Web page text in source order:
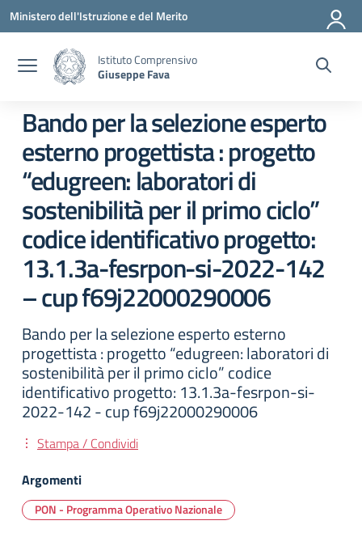
Vai ai contenuti
Vai al menu di navigazione
Vai al footer
Ministero dell'Istruzione e del Merito
Istituto Comprensivo
Giuseppe Fava
Bando per la selezione esperto
esterno progettista : progetto
“edugreen: laboratori di
sostenibilità per il primo ciclo”
codice identificativo progetto:
13.1.3a-fesrpon-si-2022-142
– cup f69j22000290006
Bando per la selezione esperto esterno
progettista : progetto “edugreen: laboratori di
sostenibilità per il primo ciclo” codice
identificativo progetto: 13.1.3a-fesrpon-si-
2022-142 - cup f69j22000290006
Stampa / Condividi
Argomenti
PON - Programma Operativo Nazionale